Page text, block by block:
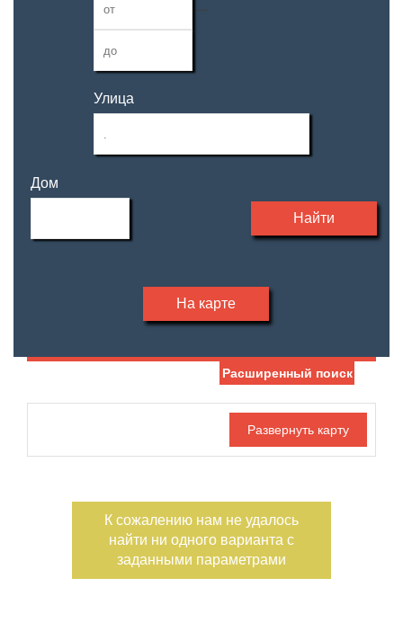
—
Улица
Дом
Найти
На карте
Балконов
Этаж
—
Этажность
Расширенный поиск
К сожалению нам не удалось
найти ни одного варианта с
заданными параметрами